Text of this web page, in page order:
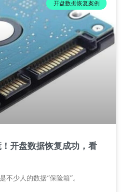
开盘数据恢复案例
开盘数据恢复成功，看
不少人的数据“保险箱”。